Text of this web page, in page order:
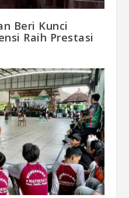
Beri Kunci
Raih Prestasi